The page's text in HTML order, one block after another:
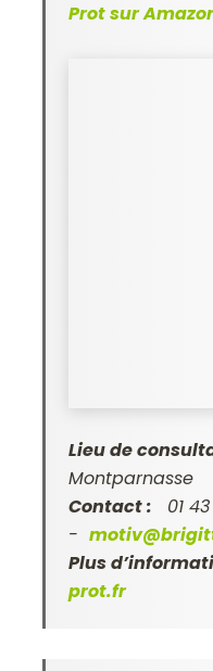
Prot sur
Lieu de
Montparnasse
Contact :
01
-
Plus
prot.fr